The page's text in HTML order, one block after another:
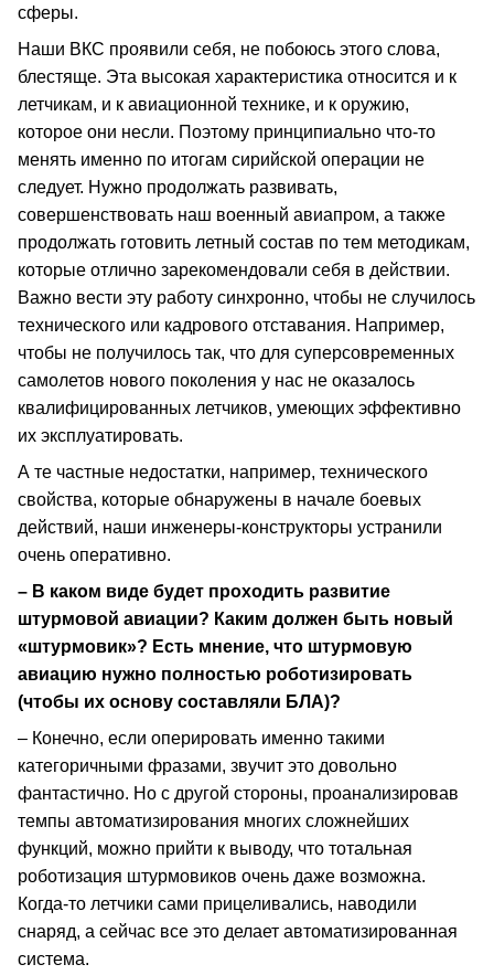
сферы.
Наши ВКС проявили себя, не побоюсь этого слова,
блестяще. Эта высокая характеристика относится и к
летчикам, и к авиационной технике, и к оружию,
которое они несли. Поэтому принципиально что-то
менять именно по итогам сирийской операции не
следует. Нужно продолжать развивать,
совершенствовать наш военный авиапром, а также
продолжать готовить летный состав по тем методикам,
которые отлично зарекомендовали себя в действии.
Важно вести эту работу синхронно, чтобы не случилось
технического или кадрового отставания. Например,
чтобы не получилось так, что для суперсовременных
самолетов нового поколения у нас не оказалось
квалифицированных летчиков, умеющих эффективно
их эксплуатировать.
А те частные недостатки, например, технического
свойства, которые обнаружены в начале боевых
действий, наши инженеры-конструкторы устранили
очень оперативно.
– В каком виде будет проходить развитие
штурмовой авиации? Каким должен быть новый
«штурмовик»? Есть мнение, что штурмовую
авиацию нужно полностью роботизировать
(чтобы их основу составляли БЛА)?
– Конечно, если оперировать именно такими
категоричными фразами, звучит это довольно
фантастично. Но с другой стороны, проанализировав
темпы автоматизирования многих сложнейших
функций, можно прийти к выводу, что тотальная
роботизация штурмовиков очень даже возможна.
Когда-то летчики сами прицеливались, наводили
снаряд, а сейчас все это делает автоматизированная
система.